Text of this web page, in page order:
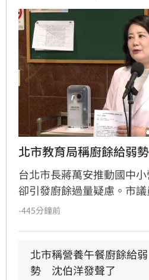
北市教育局稱廚餘給弱
台北市長蔣萬安推動國中
卻引發廚餘過量疑慮。市
育局長湯志民拋出將剩餘廚
蔣市府就是欺凌弱勢的政
食安？」
-445分鐘前
北市稱營養午餐廚餘給弱
勢　沈伯洋發聲了